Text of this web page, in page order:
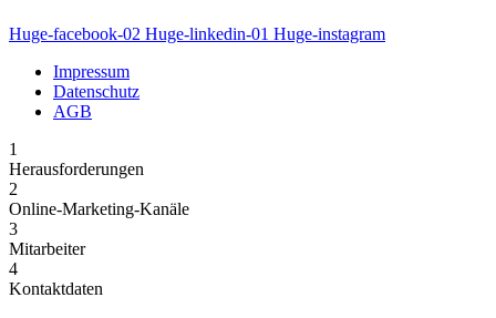
Huge-facebook-02 Huge-linkedin-01 Huge-instagram
Impressum
Datenschutz
AGB
1
Herausforderungen
2
Online-Marketing-Kanäle
3
Mitarbeiter
4
Kontaktdaten